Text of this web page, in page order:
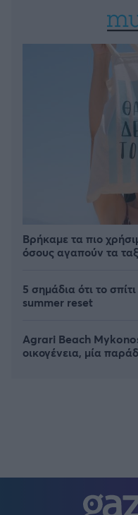
Βρήκαμε τα πιο
όσους αγαπούν τα
5 σημάδια ότι το
summer reset
Agrari Beach
οικογένεια, μία